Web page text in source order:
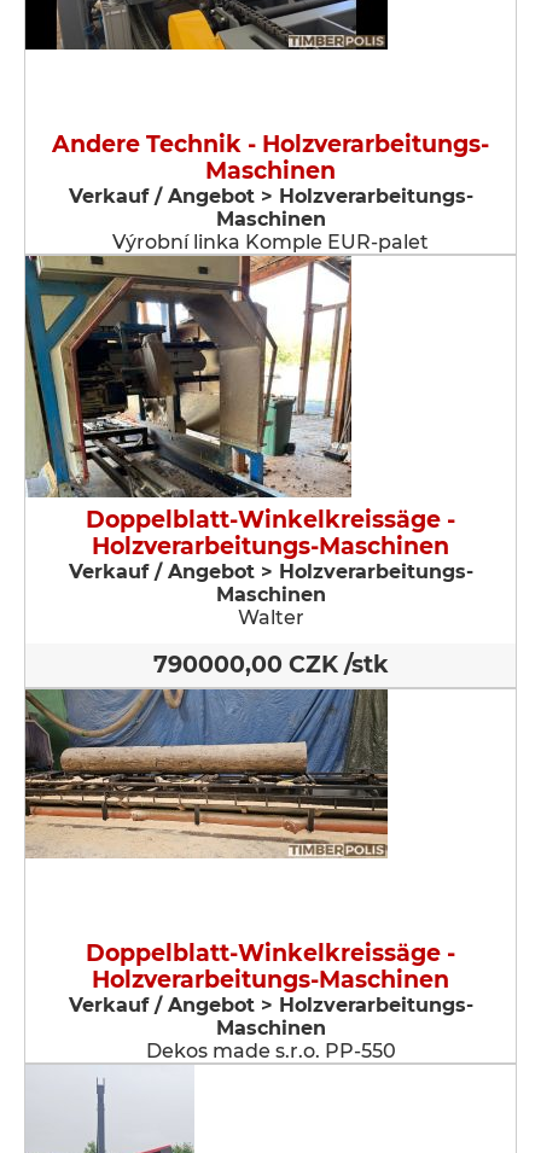
Andere Technik - Holzverarbeitungs-
Maschinen
Verkauf / Angebot > Holzverarbeitungs-
Maschinen
Výrobní linka Komple EUR-palet
Doppelblatt-Winkelkreissäge -
Holzverarbeitungs-Maschinen
Verkauf / Angebot > Holzverarbeitungs-
Maschinen
Walter
790000,00 CZK /stk
Doppelblatt-Winkelkreissäge -
Holzverarbeitungs-Maschinen
Verkauf / Angebot > Holzverarbeitungs-
Maschinen
Dekos made s.r.o. PP-550